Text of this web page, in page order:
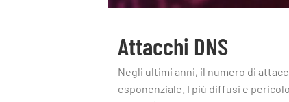
Attacchi DNS
Negli ultimi anni, il numero di
esponenziale. I più diffusi e